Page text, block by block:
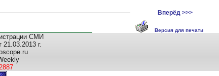
Вперёд >>>
Версия для печати
СМИ
г.